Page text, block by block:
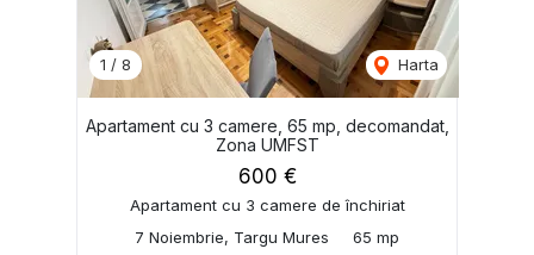
1 / 8 Harta
Apartament cu 3 camere, 65 mp, decomandat,
Zona UMFST
600 €
Apartament cu 3 camere de închiriat
7 Noiembrie, Targu Mures
65 mp